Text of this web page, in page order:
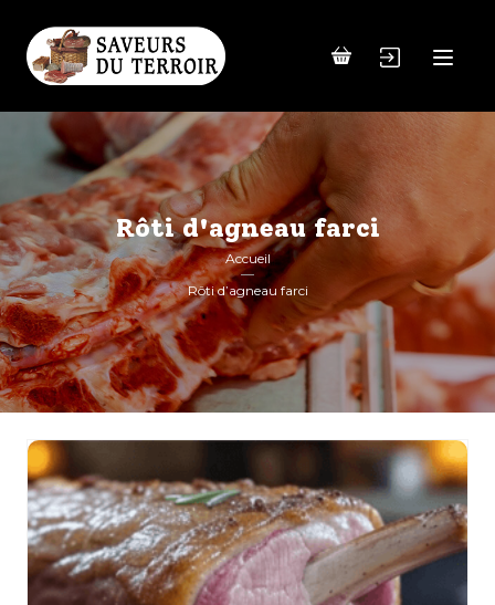
Rôti d'agneau farci
Accueil
Rôti d’agneau farci